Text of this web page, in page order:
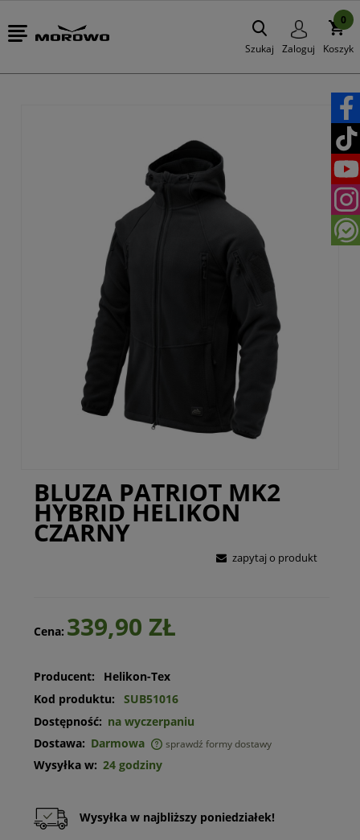
Szukaj Zaloguj Koszyk
0
BLUZA PATRIOT MK2
HYBRID HELIKON
CZARNY
zapytaj o produkt
Cena: 339,90 ZŁ
Producent:
Helikon-Tex
Kod produktu:
SUB51016
Dostępność: na wyczerpaniu
Dostawa: Darmowa sprawdź formy dostawy
Wysyłka w: 24 godziny
Wysyłka w najbliższy poniedziałek!